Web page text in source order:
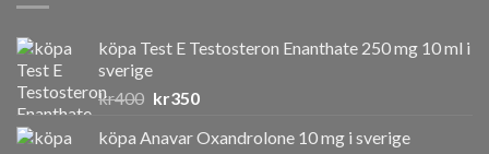
köpa Test E Testosteron Enanthate 250 mg 10 ml i
sverige
kr400 Det
priset
kr350Det
priset
köpa Anavar Oxandrolone 10 mg i sverige